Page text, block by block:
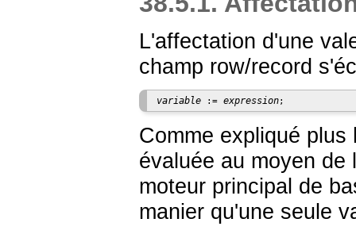
L'affectation d'une
champ row/record
variable := expression
Comme expliqué
évaluée au moyen
moteur principal de
manier qu'une seule